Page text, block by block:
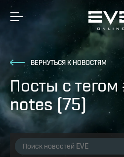
ВЕРНУТЬСЯ К НОВОСТЯМ
Посты с
notes (75)